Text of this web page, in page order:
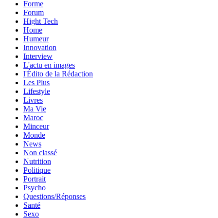
Forme
Forum
Hight Tech
Home
Humeur
Innovation
Interview
L'actu en images
l'Édito de la Rédaction
Les Plus
Lifestyle
Livres
Ma Vie
Maroc
Minceur
Monde
News
Non classé
Nutrition
Politique
Portrait
Psycho
Questions/Réponses
Santé
Sexo